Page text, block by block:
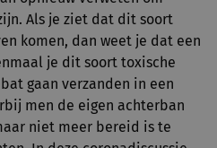
Als je ziet dat dit soort
komen, dan weet je dat een
je dit soort toxische
gaan verzanden in een
men de eigen achterban
niet meer bereid is te